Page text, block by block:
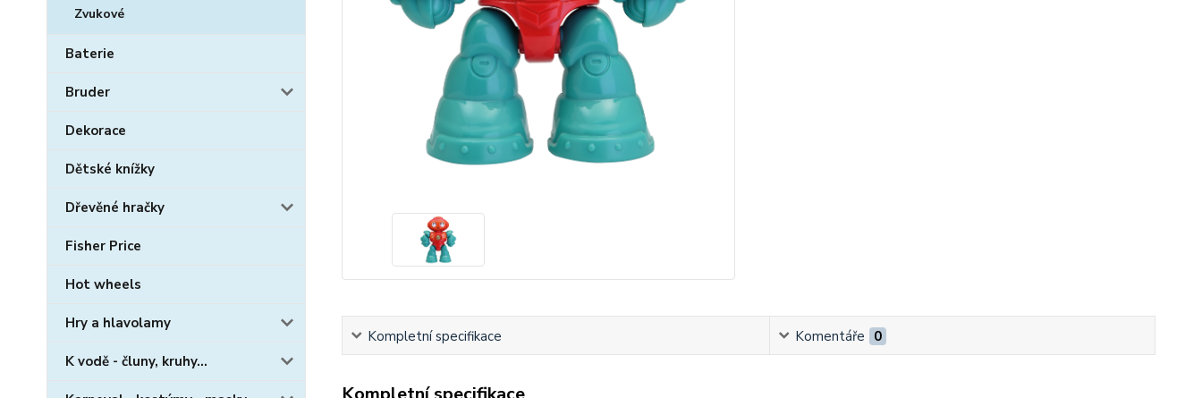
Zvukové
Baterie
Bruder
Dekorace
Dětské knížky
Dřevěné hračky
Fisher Price
Hot wheels
Hry a hlavolamy
K vodě - čluny, kruhy...
Kompletní specifikace Komentáře 0